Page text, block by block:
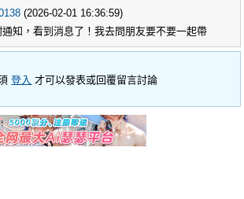
(2026-02-01 16:36:59)
通知，看到消息了！我去問朋友要不要一起帶
登入 才可以發表或回覆留言討論